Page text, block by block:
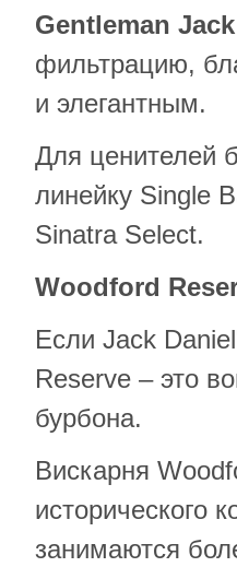
Gentleman Jack
фильтрацию,
и элегантным.
Для ценителей
линейку Single
Sinatra Select.
Woodford
Если Jack
Reserve – это
бурбона.
Вискарня
исторического
занимаются